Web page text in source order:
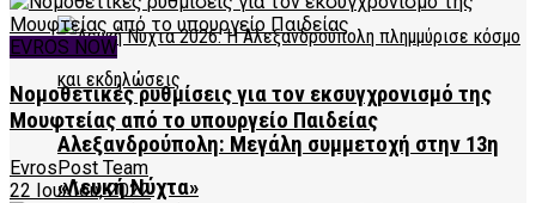
Αλεξανδρούπολη: Μεγάλη συμμετοχή στην 13η
«Λευκή Νύχτα»
EVROS NOW
Νομοθετικές ρυθμίσεις για τον εκσυγχρονισμό της
Μουφτείας από το υπουργείο Παιδείας
EvrosPost Team
22 Ιουλίου, 2022